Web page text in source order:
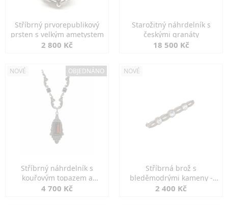
Stříbrný prvorepublikový
prsten s velkým ametystem
2 800 Kč
Starožitný náhrdelník s
českými granáty
18 500 Kč
NOVÉ OBJEDNÁNO
Stříbrný náhrdelník s
kouřovým topazem a
markazity
4 700 Kč
NOVÉ
Stříbrná brož s
bleděmodrými kameny -
jemná elegance
2 400 Kč